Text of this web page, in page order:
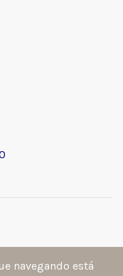
navegando está